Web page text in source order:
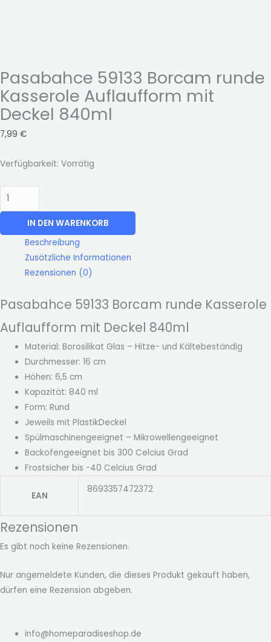
Pasabahce 59133 Borcam runde
Kasserole Auflaufform mit
Deckel 840ml
7,99 €
Verfügbarkeit: Vorrätig
IN DEN WARENKORB
Beschreibung
Zusätzliche Informationen
Rezensionen (0)
Pasabahce 59133 Borcam runde Kasserole
Auflaufform mit Deckel 840ml
Material: Borosilikat Glas – Hitze- und Kältebeständig
Durchmesser: 16 cm
Höhen: 6,5 cm
Kapazität: 840 ml
Form: Rund
Jeweils mit PlastikDeckel
Spülmaschinengeeignet – Mikrowellengeeignet
Backofengeeignet bis 300 Celcius Grad
Frostsicher bis -40 Celcius Grad
EAN
8693357472372
Rezensionen
Es gibt noch keine Rezensionen.
Nur angemeldete Kunden, die dieses Produkt gekauft haben,
dürfen eine Rezension abgeben.
info@homeparadiseshop.de